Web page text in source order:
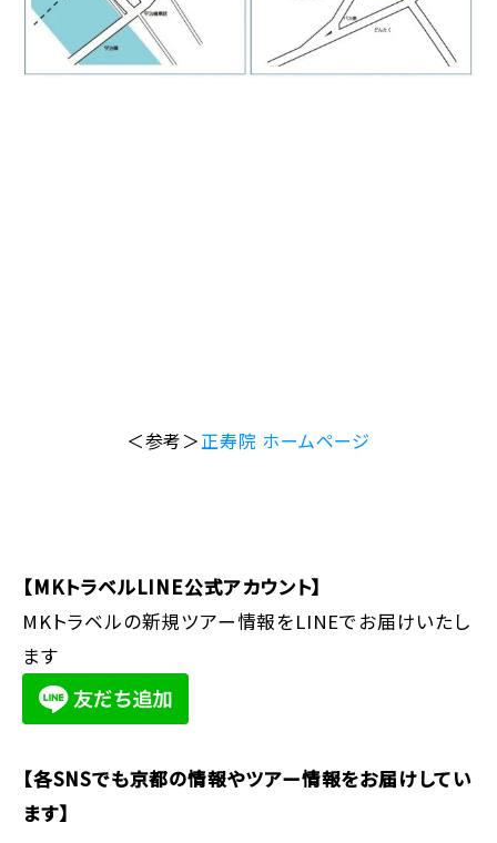
＜参考＞正寿院 ホームページ
【MKトラベルLINE公式アカウント】
MKトラベルの新規ツアー情報をLINEでお届けいたし
ます
【各SNSでも京都の情報やツアー情報をお届けしてい
ます】